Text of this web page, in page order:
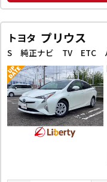
トヨタ プリウス